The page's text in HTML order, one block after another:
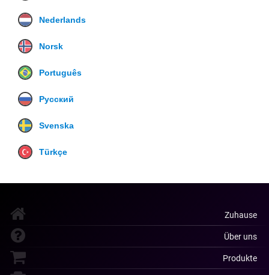
Nederlands
Norsk
Português
Русский
Svenska
Türkçe
Zuhause
Über uns
Produkte